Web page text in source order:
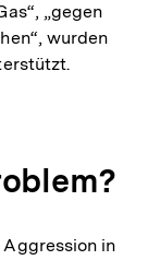
„gegen
wurden
in